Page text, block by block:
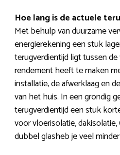
Hoe lang is de actuele
Met behulp van duurzame
energierekening een stuk
terugverdientijd ligt tussen de
rendement heeft te maken
installatie, de afwerklaag en
van het huis. In een grondig
terugverdientijd een stuk
voor vloerisolatie,
dubbel glasheb je veel